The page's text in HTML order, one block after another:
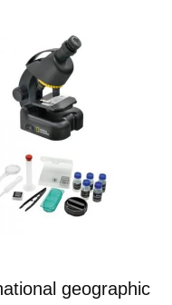
geographic